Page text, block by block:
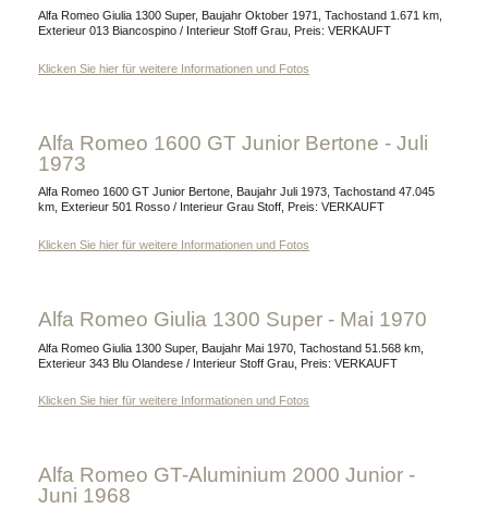
Alfa Romeo Giulia 1300 Super, Baujahr Oktober 1971, Tachostand 1.671 km,
Exterieur 013 Biancospino / Interieur Stoff Grau, Preis: VERKAUFT
Klicken Sie hier für weitere Informationen und Fotos
Alfa Romeo 1600 GT Junior Bertone - Juli
1973
Alfa Romeo 1600 GT Junior Bertone, Baujahr Juli 1973, Tachostand 47.045
km, Exterieur 501 Rosso / Interieur Grau Stoff, Preis: VERKAUFT
Klicken Sie hier für weitere Informationen und Fotos
Alfa Romeo Giulia 1300 Super - Mai 1970
Alfa Romeo Giulia 1300 Super, Baujahr Mai 1970, Tachostand 51.568 km,
Exterieur 343 Blu Olandese / Interieur Stoff Grau, Preis: VERKAUFT
Klicken Sie hier für weitere Informationen und Fotos
Alfa Romeo GT-Aluminium 2000 Junior -
Juni 1968